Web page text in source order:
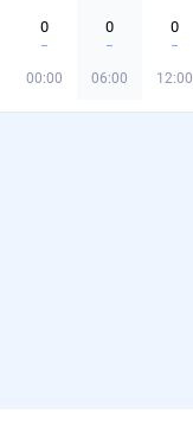
0
00:00
0
06:00
0
12:00